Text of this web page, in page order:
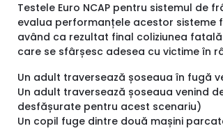
Testele Euro NCAP pentru sistemul
evalua performanțele acestor sisteme
având ca rezultat final coliziunea
care se sfârșesc adesea cu victime în
Un adult traversează șoseaua în fugă
Un adult traversează șoseaua venind
desfășurate pentru acest scenariu)
Un copil fuge dintre două mașini